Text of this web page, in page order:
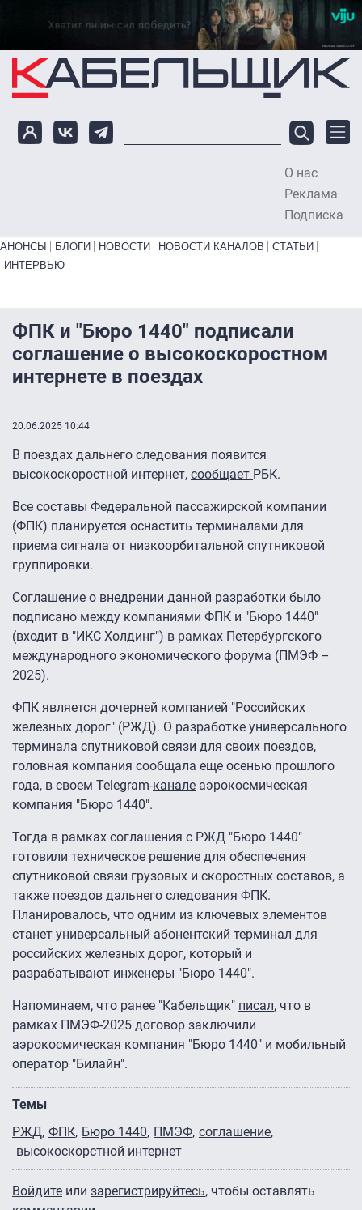
Перейти к основному содержанию
О нас
Реклама
Подписка
Primary links bottom
АНОНСЫ БЛОГИ НОВОСТИ НОВОСТИ КАНАЛОВ
СТАТЬИ
ИНТЕРВЬЮ
ФПК и "Бюро 1440" подписали
соглашение о высокоскоростном
интернете в поездах
20.06.2025 10:44
В поездах дальнего следования появится
высокоскоростной интернет, сообщает РБК.
Все составы Федеральной пассажирской компании
(ФПК) планируется оснастить терминалами для
приема сигнала от низкоорбитальной спутниковой
группировки.
Соглашение о внедрении данной разработки было
подписано между компаниями ФПК и "Бюро 1440"
(входит в "ИКС Холдинг") в рамках Петербургского
международного экономического форума (ПМЭФ –
2025).
ФПК является дочерней компанией "Российских
железных дорог" (РЖД). О разработке универсального
терминала спутниковой связи для своих поездов,
головная компания сообщала еще осенью прошлого
года, в своем Telegram-канале аэрокосмическая
компания "Бюро 1440".
Тогда в рамках соглашения с РЖД "Бюро 1440"
готовили техническое решение для обеспечения
спутниковой связи грузовых и скоростных составов, а
также поездов дальнего следования ФПК.
Планировалось, что одним из ключевых элементов
станет универсальный абонентский терминал для
российских железных дорог, который и
разрабатывают инженеры "Бюро 1440".
Напоминаем, что ранее "Кабельщик" писал, что в
рамках ПМЭФ-2025 договор заключили
аэрокосмическая компания "Бюро 1440" и мобильный
оператор "Билайн".
Темы
РЖД ФПК Бюро 1440 ПМЭФ соглашение
высокоскорстной интернет
Войдите или зарегистрируйтесь, чтобы оставлять